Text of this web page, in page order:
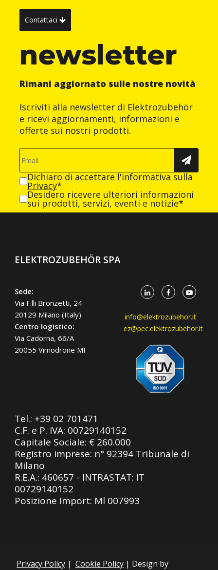
Contattaci
newsletter
Rimani aggiornato sulle nostre novità
Iscriviti alla newsletter di Elektrozubehör
e ricevi aggiornamenti, informazioni e
offerte sui nostri prodotti.
Dichiaro di accettare l'informativa sulla
Privacy*
Desidero ricevere ulteriori informazioni
sui prodotti, servizi, eventi e notizie*
ELEKTROZUBEHÖR SPA
Sede:
Via F.lli Bronzetti, 24
20129 Milano (Italy)
Centro logistico:
Via Cadorna, 66/A
20055 Vimodrone MI
info@elektrozubehor.it
ez@pec.elektrozubehor.it
Tel.: +39 02 701471
C.F. e P. IVA: 00729140152
Capitale Sociale: € 260.000
Registro imprese: n° 92394 Tribunale di
Milano
R.E.A.: 460657 - INTRASTAT: IT
00729140152
Posizione Import: Ml 007993
Privacy Policy | Cookie Policy | Design by